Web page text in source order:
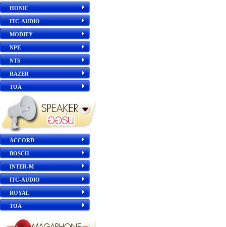
HONIC
ITC-AUDIO
MODIFY
NPE
NTS
RAZER
TOA
ACCORD
BOSCH
INTER-M
ITC-AUDIO
ROYAL
TOA